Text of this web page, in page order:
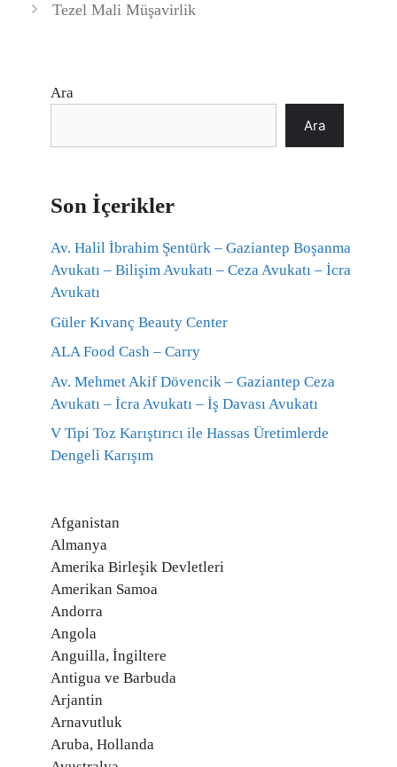
Tezel Mali Müşavirlik
Ara
Ara
Son İçerikler
Av. Halil İbrahim Şentürk – Gaziantep Boşanma
Avukatı – Bilişim Avukatı – Ceza Avukatı – İcra
Avukatı
Güler Kıvanç Beauty Center
ALA Food Cash – Carry
Av. Mehmet Akif Dövencik – Gaziantep Ceza
Avukatı – İcra Avukatı – İş Davası Avukatı
V Tipi Toz Karıştırıcı ile Hassas Üretimlerde
Dengeli Karışım
Afganistan
Almanya
Amerika Birleşik Devletleri
Amerikan Samoa
Andorra
Angola
Anguilla, İngiltere
Antigua ve Barbuda
Arjantin
Arnavutluk
Aruba, Hollanda